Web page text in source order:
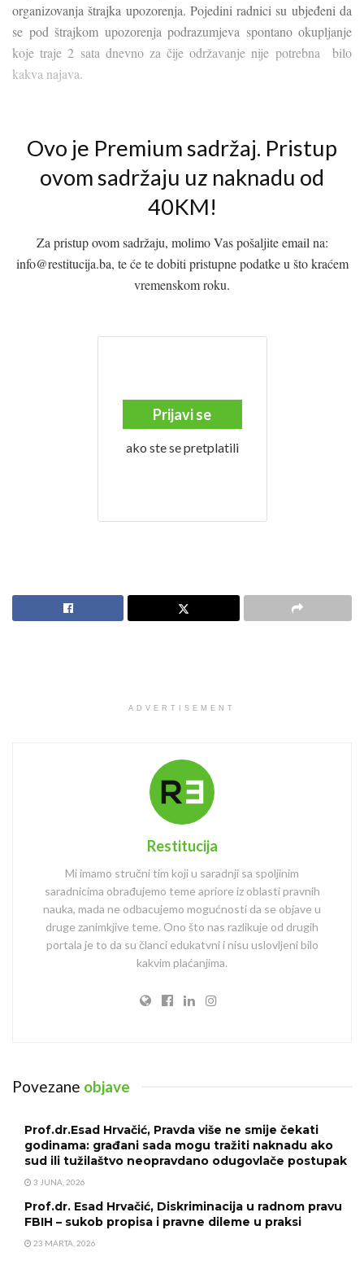
organizovanja štrajka upozorenja. Pojedini radnici su ubjeđeni da
se pod štrajkom upozorenja podrazumjeva spontano okupljanje
koje traje 2 sata dnevno za čije održavanje nije potrebna bilo
kakva najava.
Ovo je Premium sadržaj. Pristup
ovom sadržaju uz naknadu od
40KM!
Za pristup ovom sadržaju, molimo Vas pošaljite email na:
info@restitucija.ba, te će te dobiti pristupne podatke u što kraćem
vremenskom roku.
Prijavi se
ako ste se pretplatili
ADVERTISEMENT
Restitucija
Mi imamo stručni tim koji u saradnji sa spoljinim
saradnicima obrađujemo teme apriore iz oblasti pravnih
nauka, mada ne odbacujemo mogućnosti da se objave u
druge zanimkjive teme. Ono što nas razlikuje od drugih
portala je to da su članci edukatvni i nisu uslovljeni bilo
kakvim plaćanjima.
Povezane objave
Prof.dr.Esad Hrvačić, Pravda više ne smije čekati
godinama: građani sada mogu tražiti naknadu ako
sud ili tužilaštvo neopravdano odugovlače postupak
3 JUNA, 2026
Prof.dr. Esad Hrvačić, Diskriminacija u radnom pravu
FBIH – sukob propisa i pravne dileme u praksi
23 MARTA, 2026